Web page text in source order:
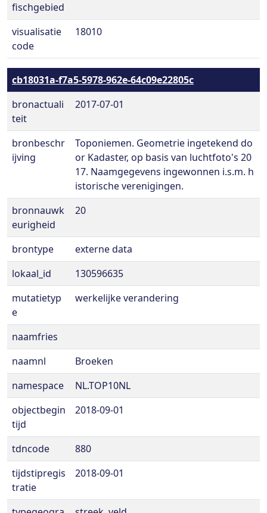
fischgebied
visualisatie
code
18010
cb18031a-f7a5-5978-962e-64c09e22805c
bronactuali
teit
2017-07-01
bronbeschr
ijving
Toponiemen. Geometrie ingetekend do
or Kadaster, op basis van luchtfoto's 20
17. Naamgegevens ingewonnen i.s.m. h
istorische verenigingen.
bronnauwk
eurigheid
20
brontype
externe data
lokaal_id
130596635
mutatietyp
e
werkelijke verandering
naamfries
naamnl
Broeken
namespace
NL.TOP10NL
objectbegin
tijd
2018-09-01
tdncode
880
tijdstipregis
tratie
2018-09-01